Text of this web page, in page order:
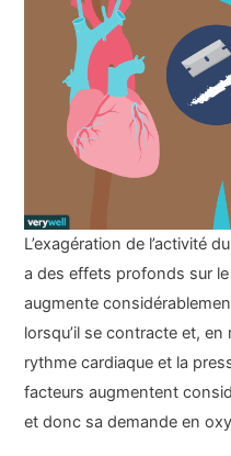
L’exagération de l’activité
a des effets profonds sur
augmente
lorsqu’il se contracte et,
rythme cardiaque et la
facteurs augmentent
et donc sa demande en